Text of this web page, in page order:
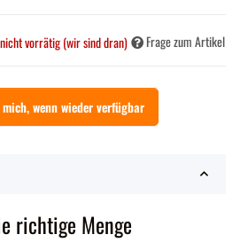
vorrätig (wir sind dran) Frage zum Artikel
wenn wieder verfügbar
richtige Menge